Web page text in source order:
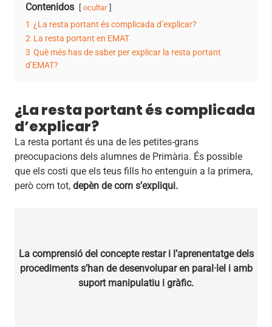
Contenidos ocultar
1 ¿La resta portant és complicada d’explicar?
2 La resta portant en EMAT
3 Què més has de saber per explicar la resta portant
d’EMAT?
¿La resta portant és complicada
d’explicar?
La resta portant és una de les petites-grans
preocupacions dels alumnes de Primària. És possible
que els costi que els teus fills ho entenguin a la primera,
però com tot, depèn de com s’expliqui.
La comprensió del concepte restar i l’aprenentatge dels
procediments s’han de desenvolupar en paral·lel i amb
suport manipulatiu i gràfic.